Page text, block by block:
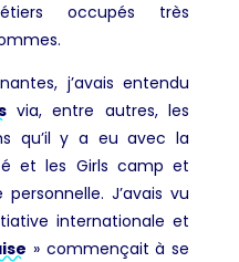
occupés très
j’avais entendu
via, entre autres, les
qu’il y a eu avec la
et les Girls camp et
J’avais vu
internationale et
» commençait à se